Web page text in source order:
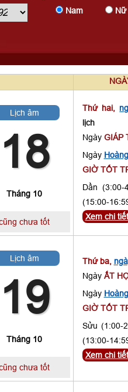
Nam Nữ
Lịch âm
18
Tháng 10
chưa tốt
Thứ hai,
lịch
Ngày GIÁP
Ngày
GIỜ TỐT
Dần (3:00-
(15:00-
Xem chi tiết
Lịch âm
19
Tháng 10
chưa tốt
Thứ ba,
Ngày ẤT
Ngày
GIỜ TỐT
Sửu (1:00-
(13:00-
Xem chi tiết